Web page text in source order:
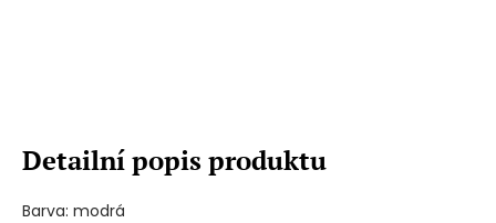
Detailní popis produktu
Barva: modrá